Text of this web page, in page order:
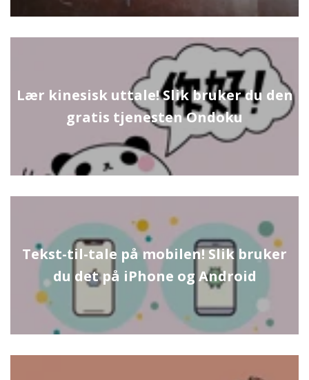
Lær kinesisk uttale! Slik bruker du den
gratis tjenesten Ondoku
Tekst-til-tale på mobilen! Slik bruker
du det på iPhone og Android